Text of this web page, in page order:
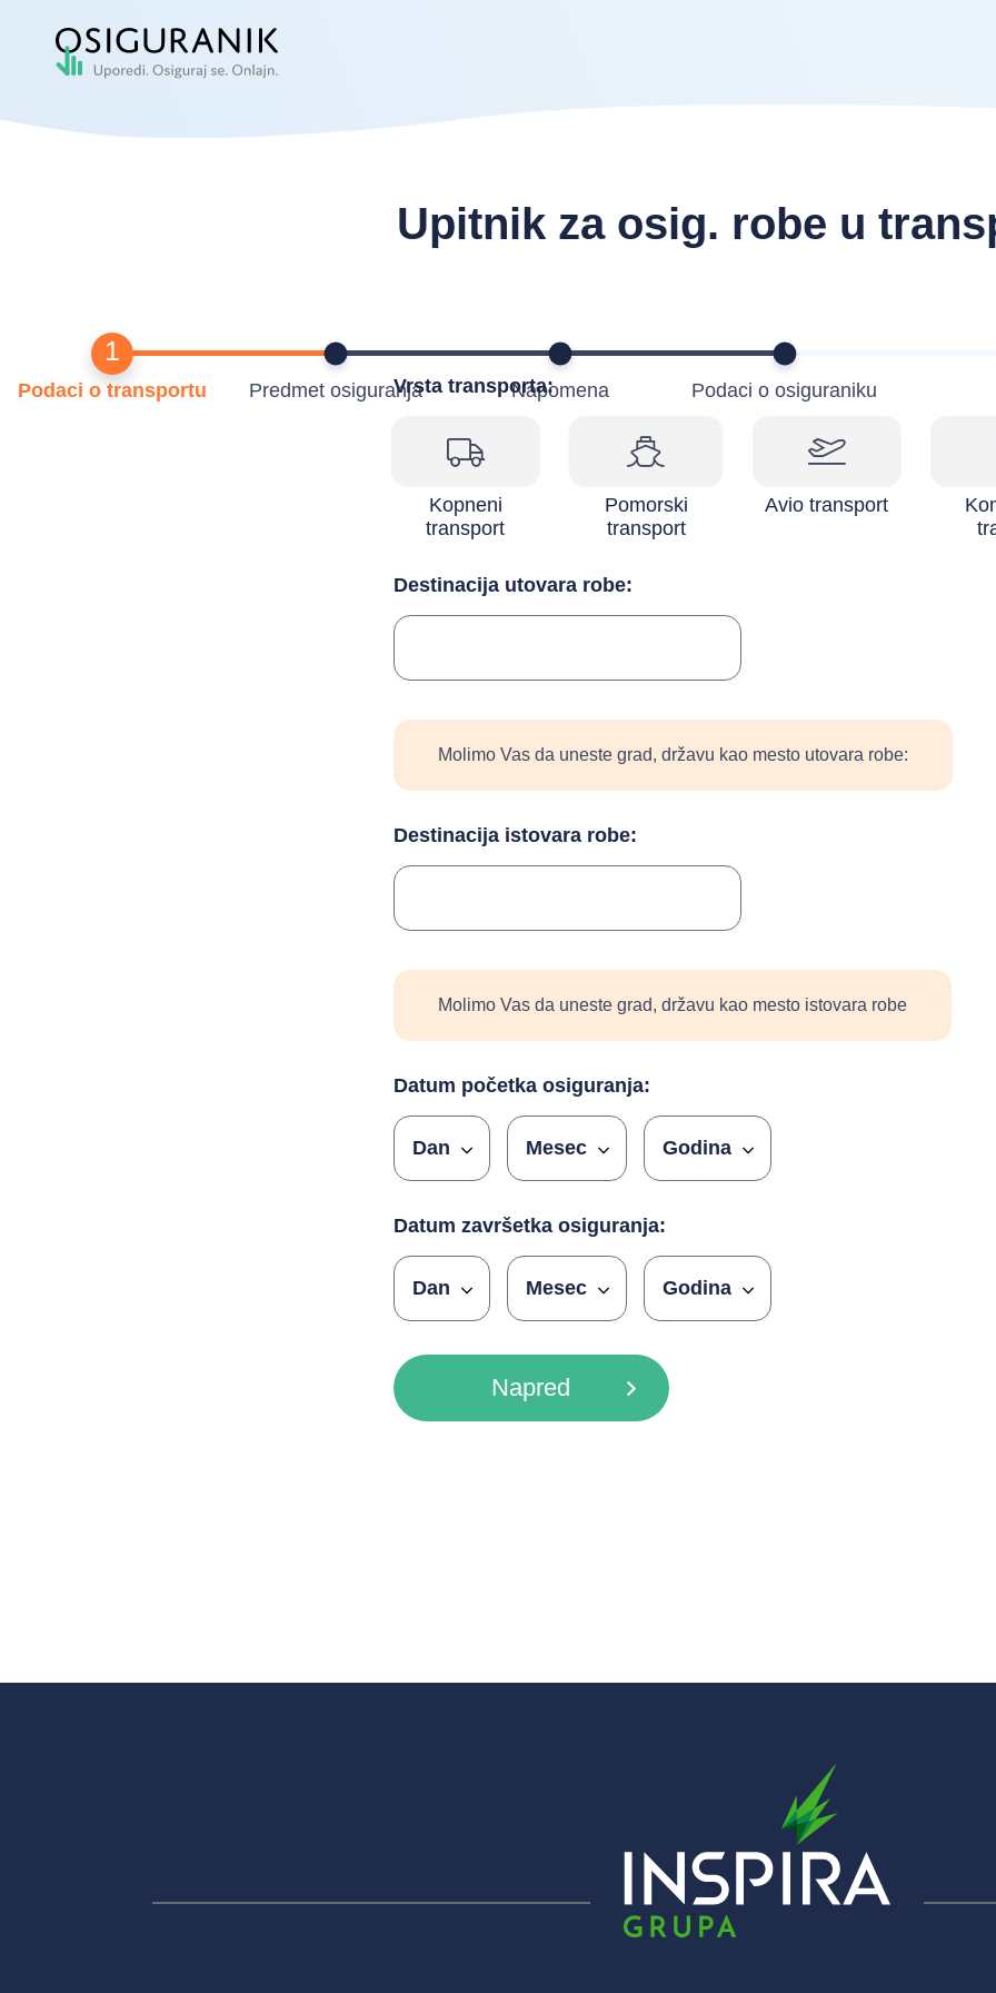
Upitnik za osig. robe u
1
Podaci o transportu Predmet osiguranja Napomena Podaci o osiguraniku
Vrsta transporta:
Kopneni
transport
Pomorski
transport
Avio transport
Destinacija utovara robe:
Molimo Vas da uneste grad, državu kao mesto utovara robe:
Destinacija istovara robe:
Molimo Vas da uneste grad, državu kao mesto istovara robe
Datum početka osiguranja:
Datum završetka osiguranja: